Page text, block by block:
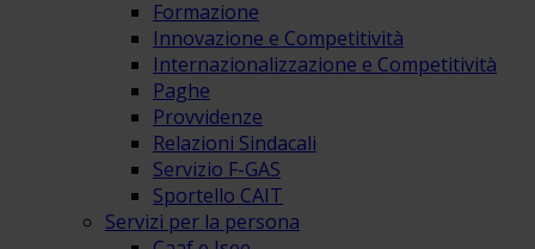
Formazione
Innovazione e Competitività
Internazionalizzazione e Competitività
Paghe
Provvidenze
Relazioni Sindacali
Servizio F-GAS
Sportello CAIT
Servizi per la persona